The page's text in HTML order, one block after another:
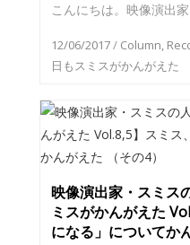
こんにちは。映像演出
12/06/2017/ Column,
日もスミスがかんがえた
映像演出家・スミス
ミスがかんがえた
になる」についてか